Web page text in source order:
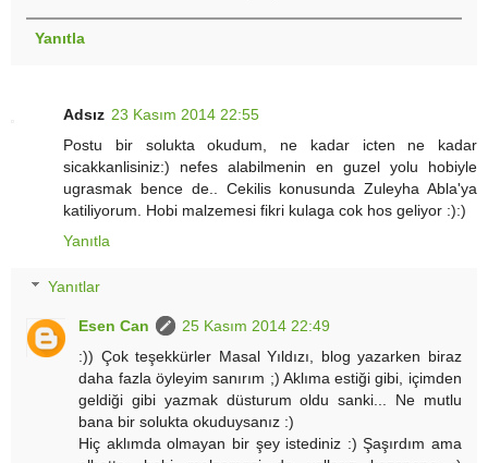
Yanıtla
Adsız 23 Kasım 2014 22:55
Postu bir solukta okudum, ne kadar icten ne kadar
sicakkanlisiniz:) nefes alabilmenin en guzel yolu hobiyle
ugrasmak bence de.. Cekilis konusunda Zuleyha Abla'ya
katiliyorum. Hobi malzemesi fikri kulaga cok hos geliyor :):)
Yanıtla
Yanıtlar
Esen Can
25 Kasım 2014 22:49
:)) Çok teşekkürler Masal Yıldızı, blog yazarken biraz
daha fazla öyleyim sanırım ;) Aklıma estiği gibi, içimden
geldiği gibi yazmak düsturum oldu sanki... Ne mutlu
bana bir solukta okuduysanız :)
Hiç aklımda olmayan bir şey istediniz :) Şaşırdım ama